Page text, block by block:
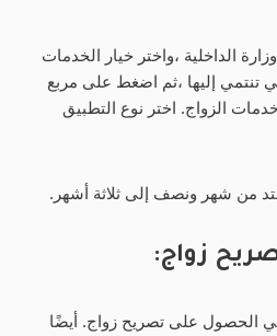
الداخلية ،واختر خيار الخدمات
تنتمي إليها ،ثم اضغط على مربع
الزواج. اختر نوع التطبيق
من شهر ونصف إلى ثلاثة أشهر.
زواج:
الحصول على تصريح زواج. أيضًا